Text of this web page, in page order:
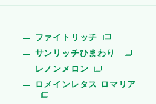
ファイトリッチ
サンリッチひまわり
レノンメロン
ロメインレタス ロマリア